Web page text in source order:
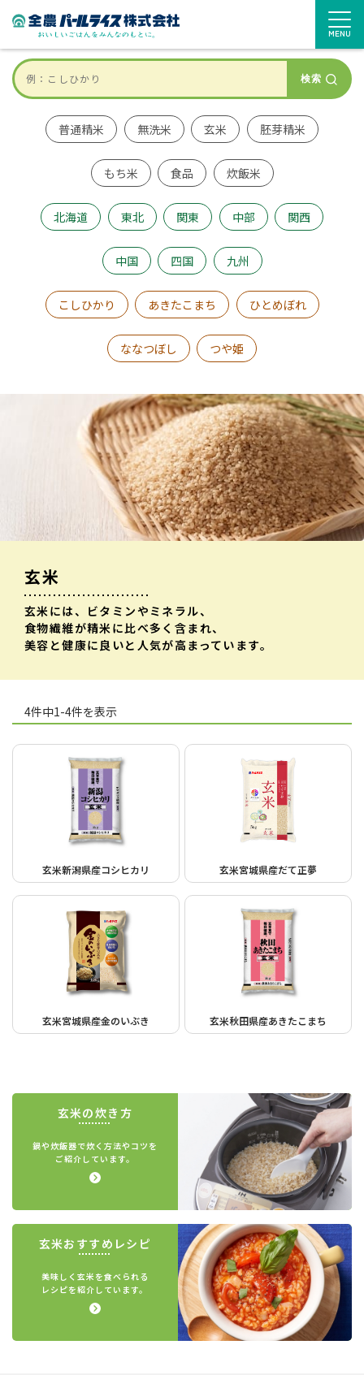
MENU
検索
普通精米 無洗米 玄米 胚芽精米
もち米 食品 炊飯米
北海道 東北 関東 中部 関西
中国 四国 九州
こしひかり あきたこまち ひとめぼれ
ななつぼし つや姫
玄米
玄米には、ビタミンやミネラル、
食物繊維が精米に比べ多く含まれ、
美容と健康に良いと人気が高まっています。
4件中1-4件を表示
玄米新潟県産コシヒカリ 玄米宮城県産だて正夢
玄米宮城県産金のいぶき 玄米秋田県産あきたこまち
玄米の炊き方
鍋や炊飯器で炊く方法やコツを
ご紹介しています。
玄米おすすめレシピ
美味しく玄米を食べられる
レシピを紹介しています。